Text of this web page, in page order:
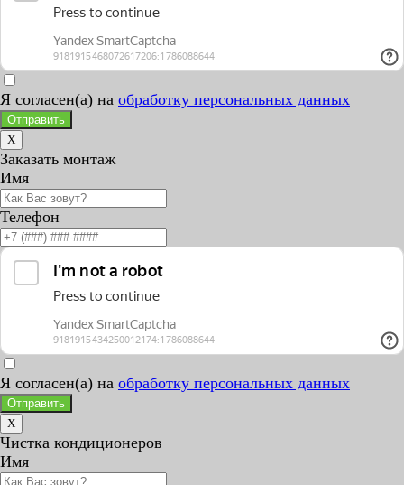
Я согласен(а) на обработку персональных данных
Отправить
X
Заказать монтаж
Имя
Телефон
Я согласен(а) на обработку персональных данных
Отправить
X
Чистка кондиционеров
Имя